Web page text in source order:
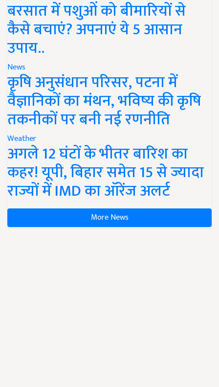
बरसात में पशुओं को बीमारियों से
कैसे बचाएं? अपनाएं ये 5 आसान
उपाय..
News
कृषि अनुसंधान परिसर, पटना में
वैज्ञानिकों का मंथन, भविष्य की कृषि
तकनीकों पर बनी नई रणनीति
Weather
अगले 12 घंटों के भीतर बारिश का
कहर! यूपी, बिहार समेत 15 से ज्यादा
राज्यों में IMD का ऑरेंज अलर्ट
More News